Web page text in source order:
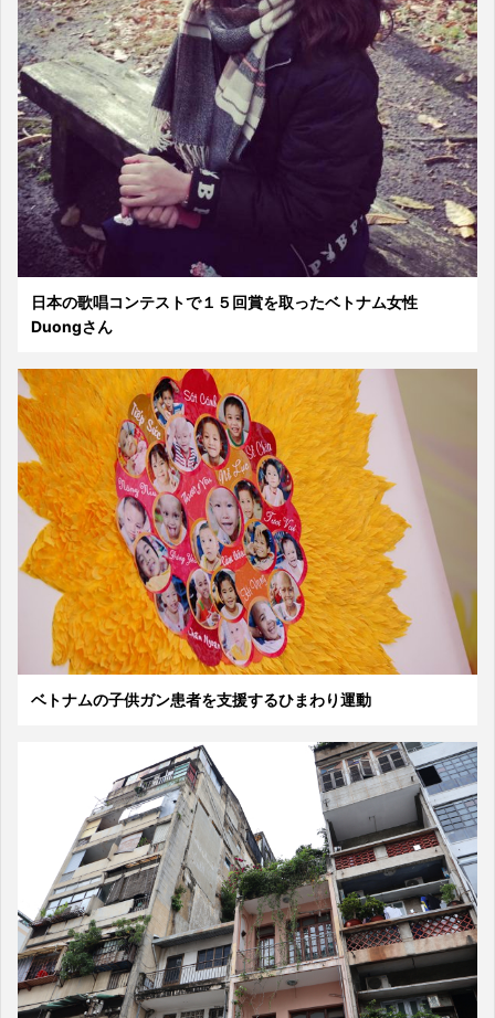
日本の歌唱コンテストで１５回賞を取ったベトナム女性
Duongさん
ベトナムの子供ガン患者を支援するひまわり運動